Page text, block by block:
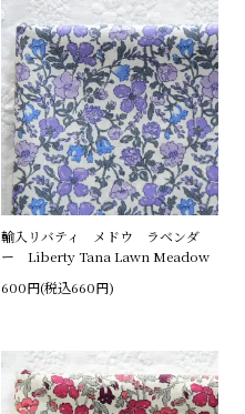
輸入リバティ メドウ ラベンダ
ー Liberty Tana Lawn Meadow
600円(税込660円)